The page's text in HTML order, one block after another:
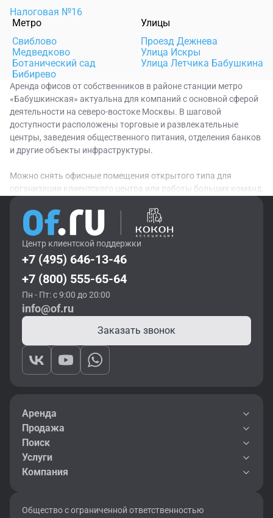
Налоговая №16
Метро
Свиблово
Медведково
Ботанический сад
Бибирево
Улицы
Проезд Дежнева
Улица Искры
Улица Летчика Бабушкина
Аренда офисов от собственников в районе станции метро
«Бабушкинская» актуальна для компаний с основной сферой
деятельности на северо-востоке Москвы. В шаговой
доступности расположены торговые и развлекательные
центры, заведения общественного питания, отделения банков
и другие объекты инфраструктуры.
Можно снять офисные помещения открытого типа для
организации клиентского центра или работы больших команд,
представлены в бизнес-центрах, высотных зданиях,
административных помещениях классов B и B+.
Офисы со свободной планировкой легко адаптируются под
персональные потребности компании и корпоративный
стиль. А помещения с типовой отделкой отличаются более
высокой ставкой, но сразу готовы к использованию. В районе
метро «Бабушкинская» доступна аренда в строениях без
собственной парковки, с наземным или подземным
Центр клиентской поддержки
+7 (495) 646-13-46
+7 (800) 555-65-64
Пн - Пт: с 9:00 до 20:00
info@of.ru
Заказать звонок
Аренда
Продажа
Поиск
Услуги
Компания
Общество с ограниченной ответственностью